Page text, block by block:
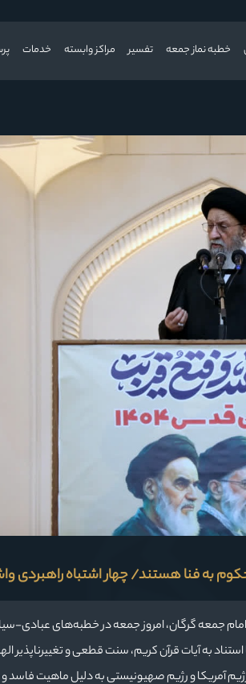
خطبه نماز جمعه تفسیر مراکز وابسته خدمات
به فنا هستند/ چهار اشتباه راهبردی
جمعه گرگان، امروز جمعه در خطبه‌های عبادی-
به آیات قرآن کریم، سنت قطعی و تغییرناپذیر
آمریکا و رژیم صهیونیستی به دلیل ماهیت فاسد